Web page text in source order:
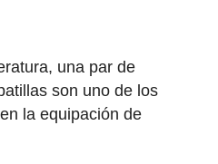
una par de
son uno de los
la equipación de